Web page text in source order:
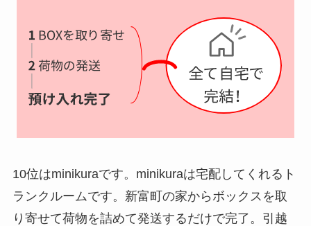
10位はminikuraです。minikuraは宅配してくれるト
ランクルームです。新富町の家からボックスを取
り寄せて荷物を詰めて発送するだけで完了。引越